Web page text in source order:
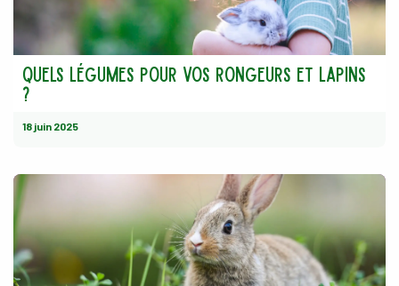
Quels légumes pour vos rongeurs et lapins
?
18 juin 2025